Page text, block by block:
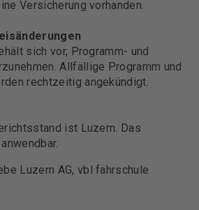
Versicherung vorhanden.
sich vor, Programm- und
Allfällige Programm und
rechtzeitig angekündigt.
ist Luzern. Das
Luzern AG, vbl fahrschule